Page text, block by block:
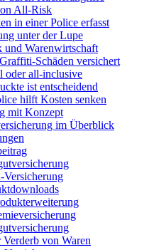
All-Risk
in einer Police erfasst
unter der Lupe
und Warenwirtschaft
Schäden versichert
oder all-inclusive
ist entscheidend
hilft Kosten senken
mit Konzept
im Überblick
Versicherung
Verderb von Waren